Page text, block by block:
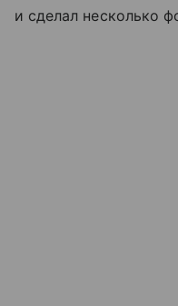
и сделал несколько